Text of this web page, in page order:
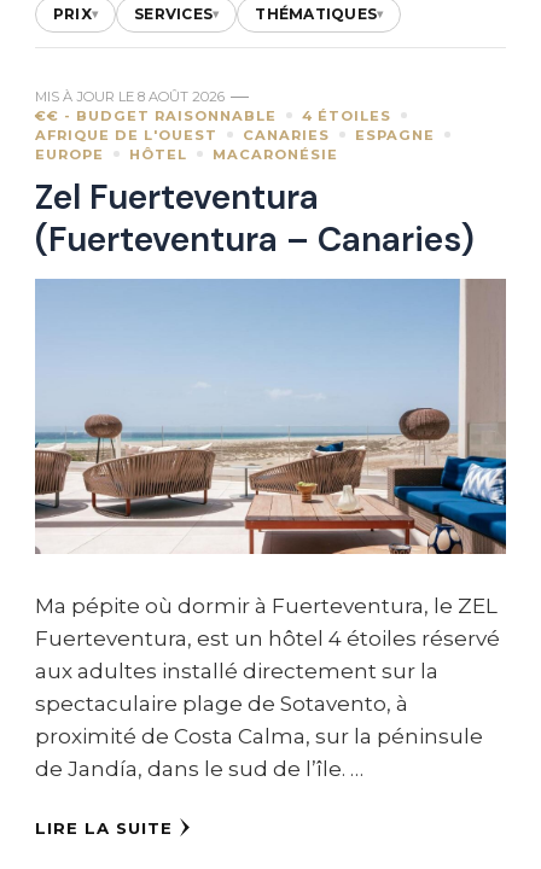
PRIX▾ SERVICES▾ THÉMATIQUES▾
MIS À JOUR LE 8 AOÛT 2026
€€ - BUDGET RAISONNABLE
4 ÉTOILES
AFRIQUE DE L'OUEST
CANARIES
ESPAGNE
EUROPE
HÔTEL MACARONÉSIE
Zel Fuerteventura
(Fuerteventura – Canaries)
Ma pépite où dormir à Fuerteventura, le ZEL
Fuerteventura, est un hôtel 4 étoiles réservé
aux adultes installé directement sur la
spectaculaire plage de Sotavento, à
proximité de Costa Calma, sur la péninsule
de Jandía, dans le sud de l’île. …
LIRE LA SUITE